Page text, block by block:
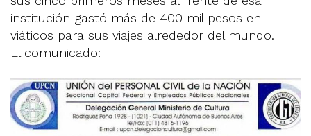
institución gastó más de 400 mil pesos en
viáticos para sus viajes alrededor del mundo.
El comunicado: